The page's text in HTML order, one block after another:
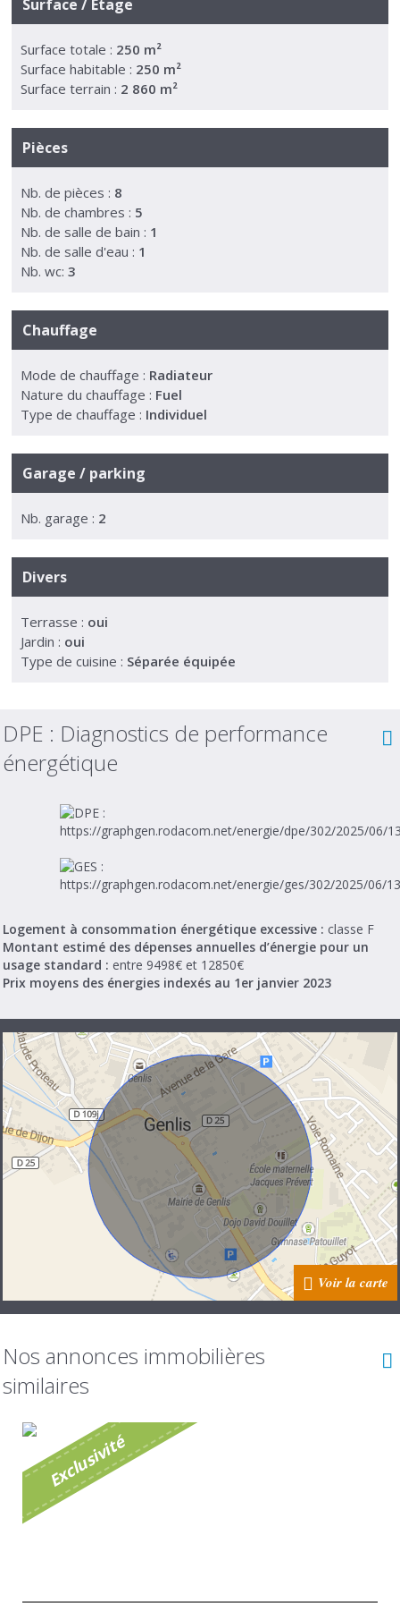
Surface / Etage
Surface totale : 250 m²
Surface habitable : 250 m²
Surface terrain : 2 860 m²
Pièces
Nb. de pièces : 8
Nb. de chambres : 5
Nb. de salle de bain : 1
Nb. de salle d'eau : 1
Nb. wc: 3
Chauffage
Mode de chauffage : Radiateur
Nature du chauffage : Fuel
Type de chauffage : Individuel
Garage / parking
Nb. garage : 2
Divers
Terrasse : oui
Jardin : oui
Type de cuisine : Séparée équipée
DPE : Diagnostics de performance
énergétique
Logement à consommation énergétique excessive : classe F
Montant estimé des dépenses annuelles d’énergie pour un
usage standard : entre 9498€ et 12850€
Prix moyens des énergies indexés au 1er janvier 2023
Voir la carte
Nos annonces immobilières
similaires
E
x
c
l
u
s
i
v
i
t
é